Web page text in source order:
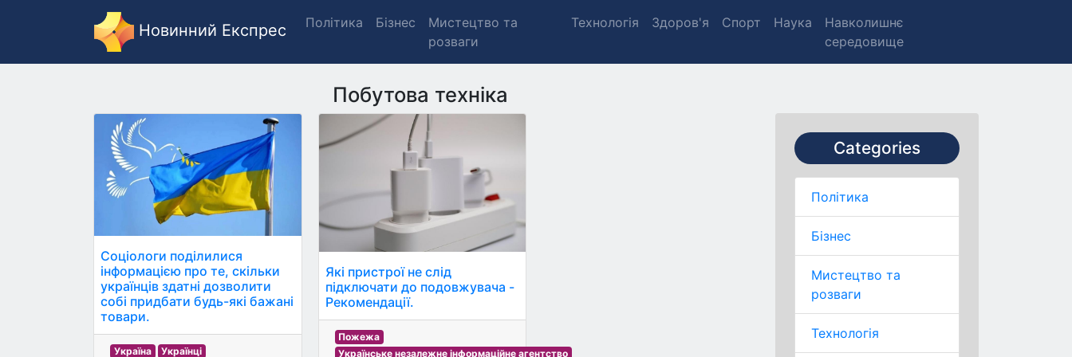
Новинний Експрес Політика Бізнес
Мистецтво та
розваги
Технологія Здоров'я Спорт Наука
Навколишнє
середовище
Побутова техніка
Categories
Політика
Бізнес
Мистецтво та
розваги
Технологія
Соціологи поділилися
інформацією про те, скільки
українців здатні дозволити
собі придбати будь-які бажані
товари.
Україна
Українці
Які пристрої не слід
підключати до подовжувача -
Рекомендації.
Пожежа
Українське незалежне інформаційне агентство